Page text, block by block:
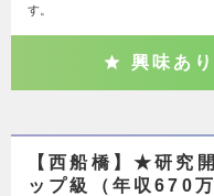
す。
興味あり
【西船橋】★研究
ップ級（年収670